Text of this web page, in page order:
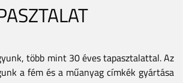
több mint 30 éves tapasztalattal. Az
a fém és a műanyag címkék gyártása